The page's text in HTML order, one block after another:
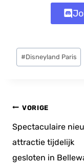
Bericht
tags:
#Disneyland Paris
Bericht
navigatie
VORIGE
Spectaculaire
attractie tijdelijk
gesloten in